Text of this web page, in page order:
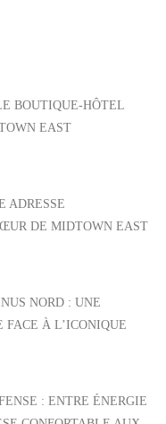
BOUTIQUE-HÔTEL
EAST
ADRESSE
DE MIDTOWN EAST
NORD : UNE
FACE À L’ICONIQUE
: ENTRE ÉNERGIE